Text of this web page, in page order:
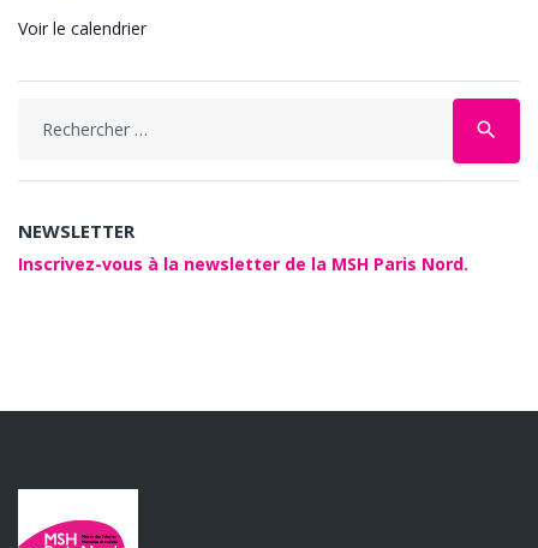
Voir le calendrier
search
NEWSLETTER
Inscrivez-vous à la newsletter de la MSH Paris Nord.